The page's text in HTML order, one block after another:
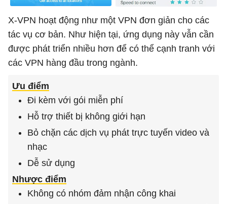
X-VPN hoạt động như một VPN đơn giản cho các
tác vụ cơ bản. Như hiện tại, ứng dụng này vẫn cần
được phát triển nhiều hơn để có thể cạnh tranh với
các VPN hàng đầu trong ngành.
Ưu điểm
Đi kèm với gói miễn phí
Hỗ trợ thiết bị không giới hạn
Bỏ chặn các dịch vụ phát trực tuyến video và
nhạc
Dễ sử dụng
Nhược điểm
Không có nhóm đảm nhận công khai